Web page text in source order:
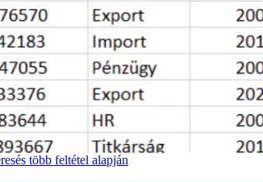
több feltétel alapján